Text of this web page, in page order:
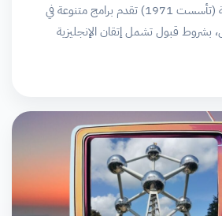
جامعة هاسلت البلجيكية (تأسست 1971) تقدم برامج متنوعة في
بشروط قبول تشمل إتقان الإنجليزية